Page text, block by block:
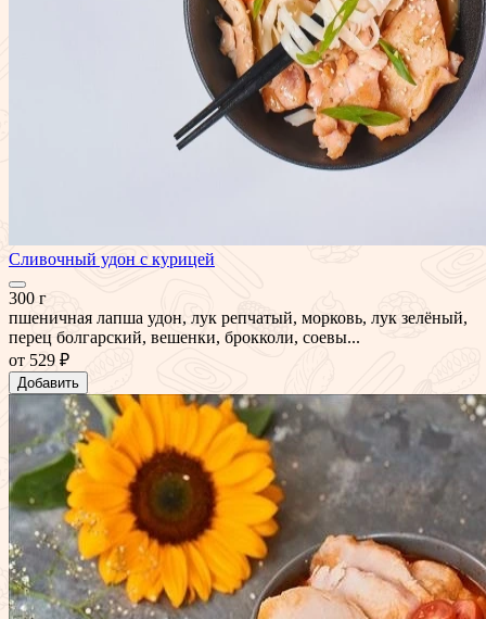
Сливочный удон с курицей
300 г
пшеничная лапша удон, лук репчатый, морковь, лук зелёный,
перец болгарский, вешенки, брокколи, соевы...
от 529 ₽
Добавить